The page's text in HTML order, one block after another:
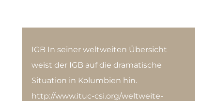
IGB In seiner weltweiten Übersicht
weist der IGB auf die dramatische
Situation in Kolumbien hin.
http://www.ituc-csi.org/weltweite-